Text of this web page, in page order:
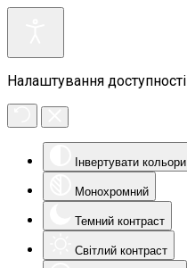
Налаштування доступності
Інвертувати кольори
Монохромний
Темний контраст
Світлий контраст